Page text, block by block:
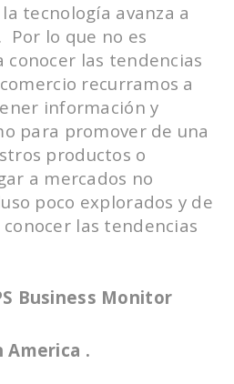
tecnología avanza a
Por lo que no es
conocer las tendencias
recurramos a
información y
para promover de una
productos o
a mercados no
poco explorados y de
las tendencias
Business Monitor
America .